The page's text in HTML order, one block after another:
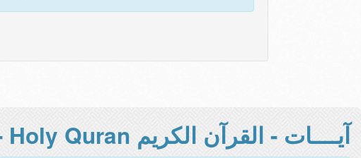
آيــــات - القرآن الكريم Holy Quran -